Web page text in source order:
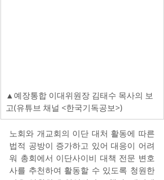
▲예장통합 이대위원장 김태수 목사의 보
고(유튜브 채널 <한국기독공보>)
노회와 개교회의 이단 대처 활동에 따른
법적 공방이 증가하고 있어 대응이 어려
워 총회에서 이단사이비 대책 전문 변호
사를 추천하여 활동할 수 있도록 청원한